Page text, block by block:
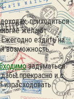
приходиться
желают
ездить на
возможность.
задуматься
прекрасно и с
израсходовать